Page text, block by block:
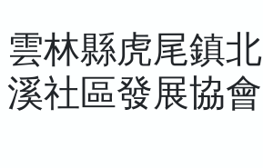
雲林縣虎尾鎮北
溪社區發展協會